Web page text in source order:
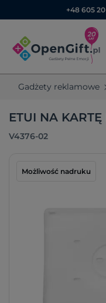
+48 605
Gadżety reklamowe
ETUI NA
V4376-02
Możliwość nadruku